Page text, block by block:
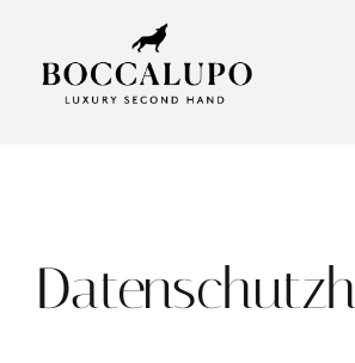
content